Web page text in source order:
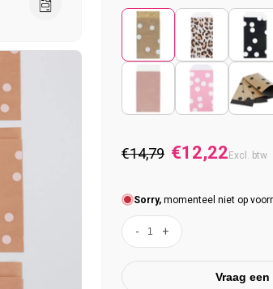
Normale prijs
€14,79 €12,22 Excl. btw
Sorry,momenteel niet op
- +
Vraag